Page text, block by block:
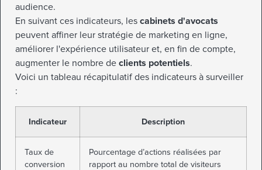
audience.
En suivant ces indicateurs, les cabinets d'avocats
peuvent affiner leur stratégie de marketing en ligne,
améliorer l'expérience utilisateur et, en fin de compte,
augmenter le nombre de clients potentiels.
Voici un tableau récapitulatif des indicateurs à surveiller
:
Indicateur Description
Taux de
conversion
Pourcentage d’actions réalisées par
rapport au nombre total de visiteurs